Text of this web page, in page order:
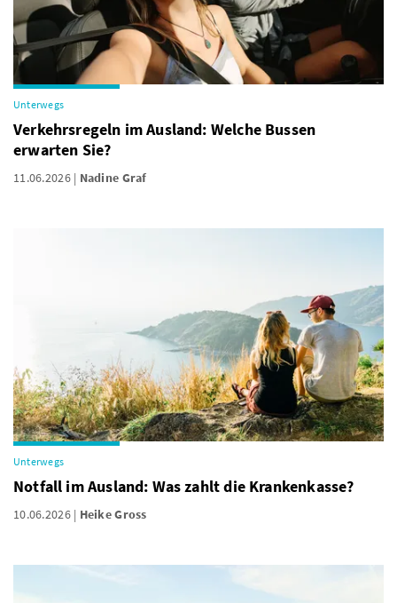
Unterwegs
Verkehrsregeln im Ausland: Welche Bussen
erwarten Sie?
11.06.2026 Nadine Graf
Unterwegs
Notfall im Ausland: Was zahlt die Krankenkasse?
10.06.2026 Heike Gross